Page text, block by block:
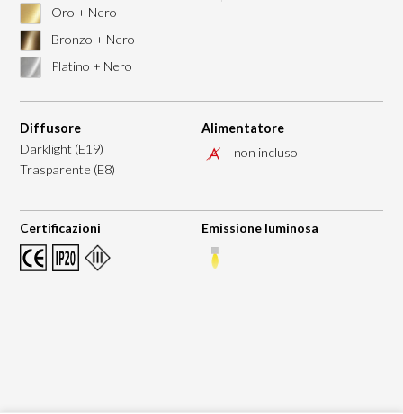
Oro + Nero
Bronzo + Nero
Platino + Nero
Diffusore
Darklight (E19)
Trasparente (E8)
Alimentatore
non incluso
Certificazioni Emissione luminosa